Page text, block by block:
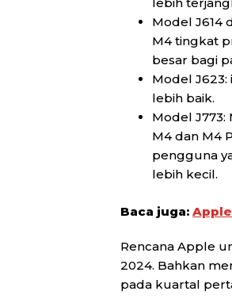
Model J614
M4 tingkat
besar bagi
Model
lebih baik.
Model
M4 dan M4
pengguna
lebih kecil.
Baca juga:
Rencana Apple
2024. Bahkan
pada kuartal